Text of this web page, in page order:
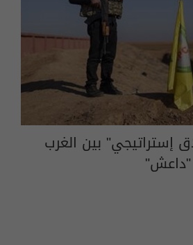
إستراتيجي" بين الغرب